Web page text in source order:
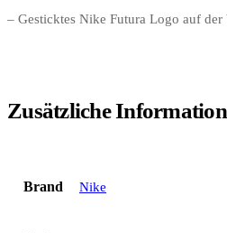
– Gesticktes Nike Futura Logo auf der
Zusätzliche
Brand Nike